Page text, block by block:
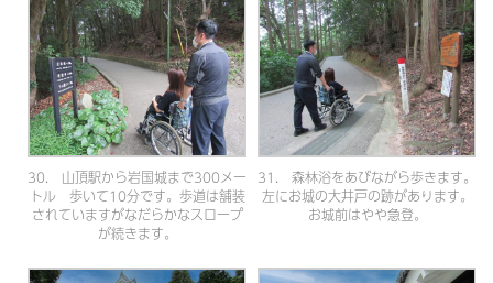
30. 山頂駅から岩国城まで300メー
トル 歩いて10分です。歩道は舗装
されていますがなだらかなスロープ
が続きます。
31. 森林浴をあびながら歩きます。
左にお城の大井戸の跡があります。
お城前はやや急登。